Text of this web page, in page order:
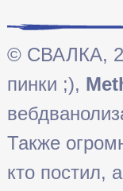
© СВАЛКА,
пинки ;),
Также
кто постил,